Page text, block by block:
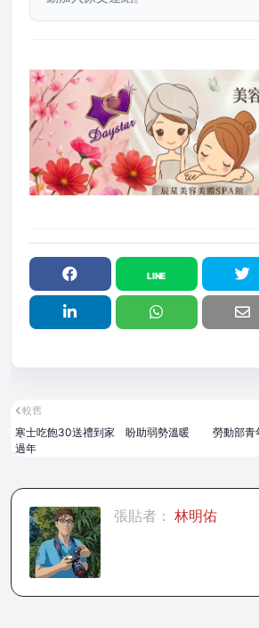
勞動部
較舊
寒士吃飽30送禮到家 盼助弱勢溫暖
過年
張貼者： 林明佑